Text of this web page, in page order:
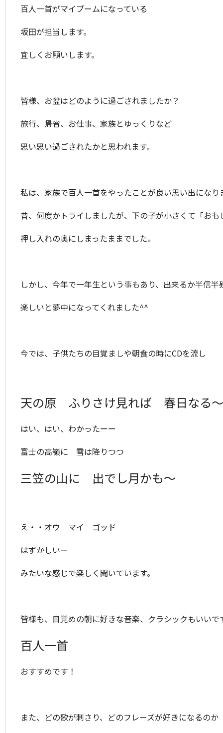
百人一首がマイブームになっている
坂田が担当します。
宜しくお願いします。
皆様、お盆はどのように過ごされましたか？
旅行、帰省、お仕事、家族とゆっくりなど
思い思い過ごされたかと思われます。
私は、家族で百人一首をやったことが良い思い出になり
昔、何度かトライしましたが、下の子が小さくて「おも
押し入れの奥にしまったままでした。
しかし、今年で一年生という事もあり、出来るか半信半
楽しいと夢中になってくれました^^
今では、子供たちの目覚ましや朝食の時にCDを流し
天の原 ふりさけ見れば 春日なる～
はい、はい、わかったーー
富士の高嶺に 雪は降りつつ
三笠の山に 出でし月かも～
え・・ オウ マイ ゴッド
はずかしいー
みたいな感じで楽しく聞いています。
皆様も、目覚めの朝に好きな音楽、クラシックもいいで
百人一首
おすすめです！
また、どの歌が刺さり、どのフレーズが好きになるのか